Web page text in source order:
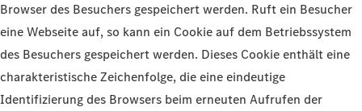
Browser des Besuchers gespeichert werden. Ruft ein Besucher
eine Webseite auf, so kann ein Cookie auf dem Betriebssystem
des Besuchers gespeichert werden. Dieses Cookie enthält eine
charakteristische Zeichenfolge, die eine eindeutige
Identifizierung des Browsers beim erneuten Aufrufen der